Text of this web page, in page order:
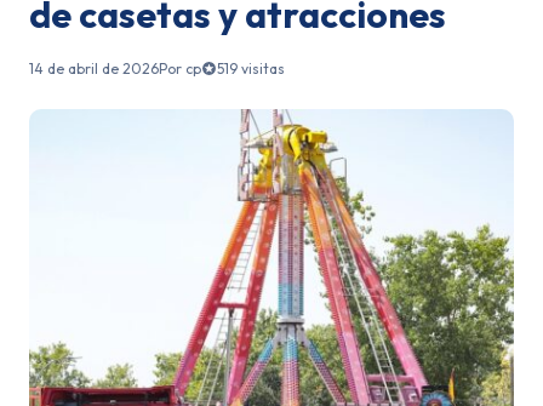
de casetas y atracciones
14 de abril de 2026Por cp 519 visitas